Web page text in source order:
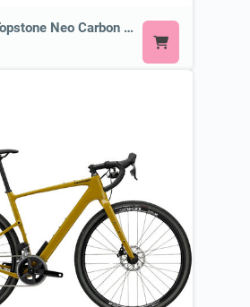
Cannondale Topstone Neo Carbon 3 Lefty or Similar